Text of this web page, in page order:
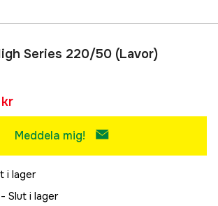
Series 220/50 (Lavor)
kr
Meddela mig!
i lager
Slut i lager